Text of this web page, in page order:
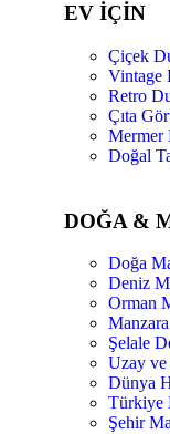
EV İÇİN
Çiçek
Vintage
Retro
Çıta
Mermer
Doğal
DOĞA &
Doğa
Deniz
Orman
Şelale
Uzay ve
Dünya
Türkiye
Şehir